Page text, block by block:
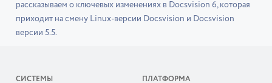
рассказываем о ключевых изменениях в Docsvision 6, которая
приходит на смену Linux-версии Docsvision и Docsvision
версии 5.5.
СИСТЕМЫ ПЛАТФОРМА